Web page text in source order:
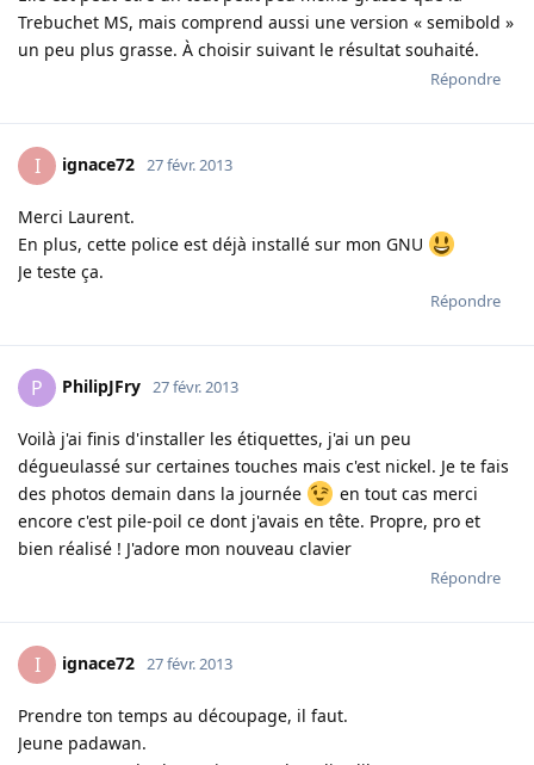
Trebuchet MS, mais comprend aussi une version « semibold »
un peu plus grasse. À choisir suivant le résultat souhaité.
Répondre
I ignace72 27 févr. 2013
Merci Laurent.
En plus, cette police est déjà installé sur mon GNU
Je teste ça.
Répondre
P PhilipJFry 27 févr. 2013
Voilà j'ai finis d'installer les étiquettes, j'ai un peu
dégueulassé sur certaines touches mais c'est nickel. Je te fais
des photos demain dans la journée
en tout cas merci
encore c'est pile-poil ce dont j'avais en tête. Propre, pro et
bien réalisé ! J'adore mon nouveau clavier
Répondre
I ignace72 27 févr. 2013
Prendre ton temps au découpage, il faut.
Jeune padawan.